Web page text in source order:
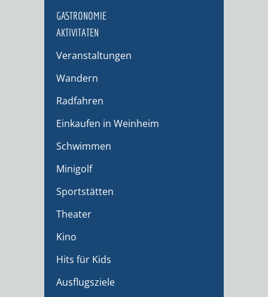
GASTRONOMIE
AKTIVITÄTEN
Veranstaltungen
Wandern
Radfahren
Einkaufen in Weinheim
Schwimmen
Minigolf
Sportstätten
Theater
Kino
Hits für Kids
Ausflugsziele